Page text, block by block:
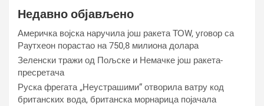
Недавно објављено
Америчка војска наручила још ракета ТОW, уговор са
Раyтхеон порастао на 750,8 милиона долара
Зеленски тражи од Пољске и Немачке још ракета-
пресретача
Руска фрегата „Неустрашими“ отворила ватру код
британских вода, британска морнарица појачала